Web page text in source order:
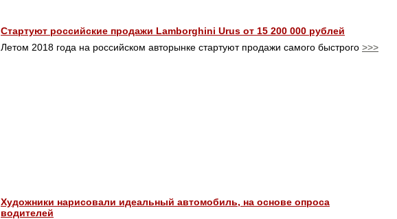
Стартуют российские продажи Lamborghini Urus от 15 200 000 рублей
Летом 2018 года на российском авторынке стартуют продажи самого быстрого >>>
Художники нарисовали идеальный автомобиль, на основе опроса
водителей